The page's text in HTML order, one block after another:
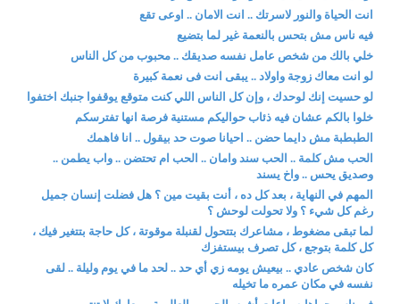
انت الحياة والنور لاسرتك .. انت الامان .. اوعى تقع
فيه ناس مش بتحس بالنعمة غير لما بتضيع
خلي بالك من شخص عامل نفسه صديقك .. محبوب من كل الناس
لو انت معاك زوجة واولاد .. يبقى انت فى نعمة كبيرة
لو حسيت إنك لوحدك ، وإن كل الناس اللي كنت متوقع يوقفوا جنبك اختفوا
خلوا بالكم عشان فيه ذئاب حواليكم مستنية فرصة انها تفترسكم
الطبطبة مش دايما حضن .. احيانا صوت حد بيقول .. انا فاهمك
الحب مش كلمة .. الحب سند وامان .. الحب ام تحتضن .. واب يطمن ..
وصديق يحس .. واخ يسند
المهم في النهاية ، بعد كل ده ، أنت بقيت مين ؟ هل فضلت إنسان جميل
رغم كل شيء ؟ ولا تحولت لوحش ؟
لما تبقى مضغوط ، مشاعرك بتتحول لقنبلة موقوتة ، كل حاجة بتتغير فيك ،
كل كلمة بتوجع ، كل تصرف بيستفزك
كان شخص عادي .. بيعيش يومه زي أي حد .. لحد ما في يوم وليلة .. لقى
نفسه في مكان عمره ما تخيله